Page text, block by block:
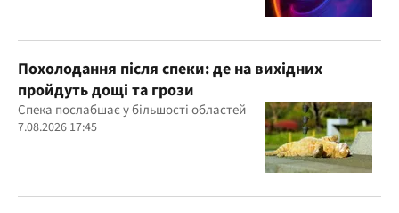
Похолодання після спеки: де на вихідних
пройдуть дощі та грози
Спека послабшає у більшості областей
7.08.2026 17:45